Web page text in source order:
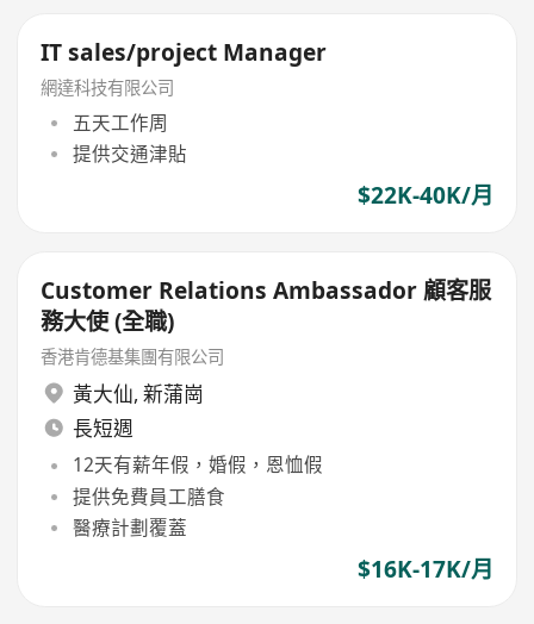
IT sales/project Manager
網達科技有限公司
五天工作周
提供交通津貼
$22K-40K/月
Customer Relations Ambassador 顧客服
務大使 (全職)
香港肯德基集團有限公司
黃大仙, 新蒲崗
長短週
12天有薪年假，婚假，恩恤假
提供免費員工膳食
醫療計劃覆蓋
$16K-17K/月